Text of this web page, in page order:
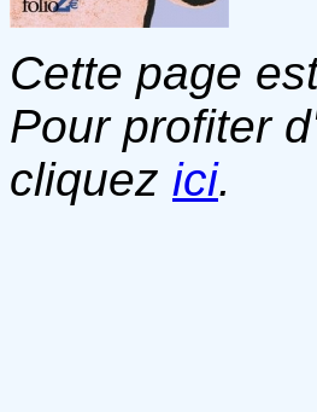
Cette page
Pour profiter
cliquez ici.